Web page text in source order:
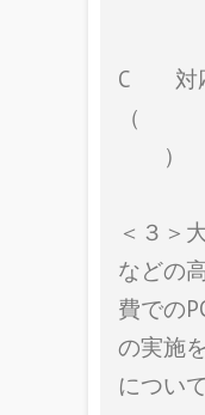
C 対応
）
＜３＞
などの
費での
の実施
につい